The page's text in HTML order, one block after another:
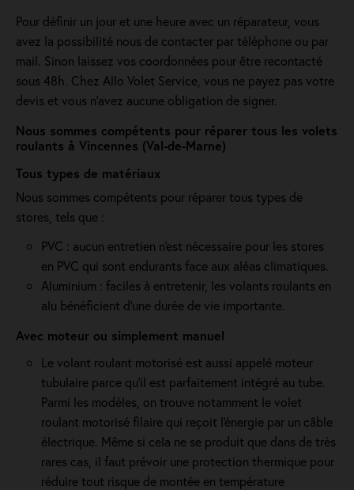
Pour définir un jour et une heure avec un réparateur, vous
avez la possibilité nous de contacter par téléphone ou par
mail. Sinon laissez vos coordonnées pour être recontacté
sous 48h. Chez Allo Volet Service, vous ne payez pas votre
devis et vous n'avez aucune obligation de signer.
Nous sommes compétents pour réparer tous les volets
roulants à Vincennes (Val-de-Marne)
Tous types de matériaux
Nous sommes compétents pour réparer tous types de
stores, tels que :
PVC : aucun entretien n'est nécessaire pour les stores
en PVC qui sont endurants face aux aléas climatiques.
Aluminium : faciles à entretenir, les volants roulants en
alu bénéficient d'une durée de vie importante.
Avec moteur ou simplement manuel
Le volant roulant motorisé est aussi appelé moteur
tubulaire parce qu'il est parfaitement intégré au tube.
Parmi les modèles, on trouve notamment le volet
roulant motorisé filaire qui reçoit l'énergie par un câble
électrique. Même si cela ne se produit que dans de très
rares cas, il faut prévoir une protection thermique pour
réduire tout risque de montée en température